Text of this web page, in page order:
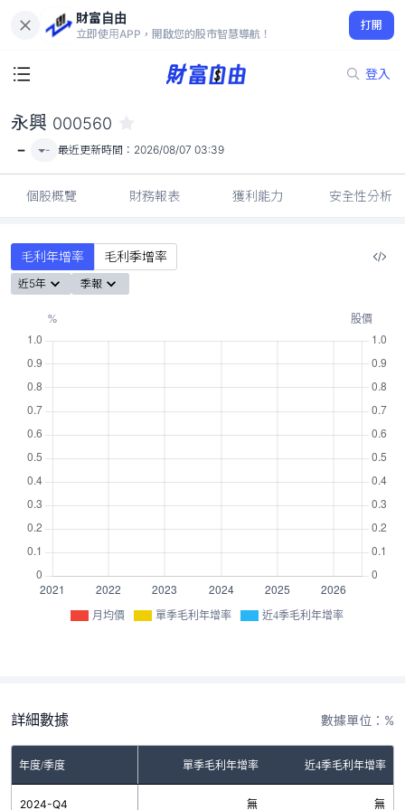
財富自由
立即使用APP，開啟您的股市智慧導航！
打開
登入
-
永興 000560
- - 最近更新時間： 2026/08/07 03:39
個股概覽 財務報表 獲利能力 安全性分析
毛利年增率 毛利季增率
近5年 季報
月均價 單季毛利年增率 近4季毛利年增率
詳細數據 數據單位：%
年度/季度 單季毛利年增率 近4季毛利年增率
2024-Q4 無 無